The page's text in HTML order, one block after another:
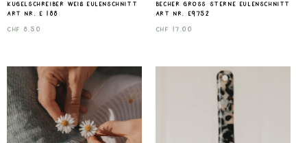
Kugelschreiber Weiß Eulenschnitt
Art nr. E 188
CHF 8.50
Becher gross Sterne Eulenschnitt
Art nr. E9752
CHF 17.00